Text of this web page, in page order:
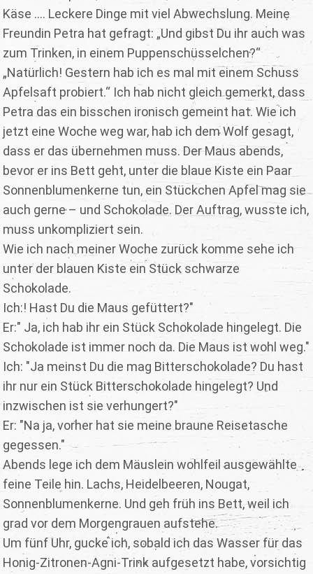
Käse .... Leckere Dinge mit viel Abwechslung. Meine
Freundin Petra hat gefragt: „Und gibst Du ihr auch was
zum Trinken, in einem Puppenschüsselchen?“
„Natürlich! Gestern hab ich es mal mit einem Schuss
Apfelsaft probiert.“ Ich hab nicht gleich gemerkt, dass
Petra das ein bisschen ironisch gemeint hat. Wie ich
jetzt eine Woche weg war, hab ich dem Wolf gesagt,
dass er das übernehmen muss. Der Maus abends,
bevor er ins Bett geht, unter die blaue Kiste ein Paar
Sonnenblumenkerne tun, ein Stückchen Apfel mag sie
auch gerne – und Schokolade. Der Auftrag, wusste ich,
muss unkompliziert sein.
Wie ich nach meiner Woche zurück komme sehe ich
unter der blauen Kiste ein Stück schwarze
Schokolade.
Ich:! Hast Du die Maus gefüttert?"
Er:" Ja, ich hab ihr ein Stück Schokolade hingelegt. Die
Schokolade ist immer noch da. Die Maus ist wohl weg."
Ich: "Ja meinst Du die mag Bitterschokolade? Du hast
ihr nur ein Stück Bitterschokolade hingelegt? Und
inzwischen ist sie verhungert?"
Er: "Na ja, vorher hat sie meine braune Reisetasche
gegessen."
Abends lege ich dem Mäuslein wohlfeil ausgewählte
feine Teile hin. Lachs, Heidelbeeren, Nougat,
Sonnenblumenkerne. Und geh früh ins Bett, weil ich
grad vor dem Morgengrauen aufstehe.
Um fünf Uhr, gucke ich, sobald ich das Wasser für das
Honig-Zitronen-Agni-Trink aufgesetzt habe, vorsichtig